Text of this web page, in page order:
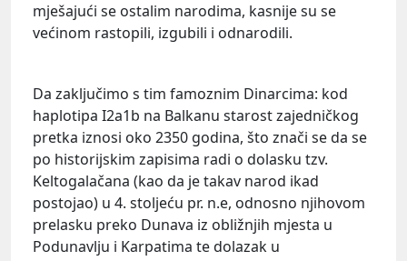
mješajući se ostalim narodima, kasnije su se
većinom rastopili, izgubili i odnarodili.
Da zaključimo s tim famoznim Dinarcima: kod
haplotipa I2a1b na Balkanu starost zajedničkog
pretka iznosi oko 2350 godina, što znači se da se
po historijskim zapisima radi o dolasku tzv.
Keltogalačana (kao da je takav narod ikad
postojao) u 4. stoljeću pr. n.e, odnosno njihovom
prelasku preko Dunava iz obližnjih mjesta u
Podunavlju i Karpatima te dolazak u